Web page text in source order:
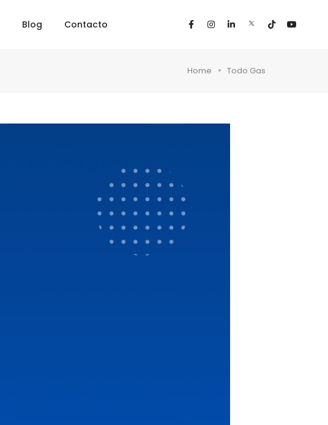
Blog Contacto
Home Todo Gas